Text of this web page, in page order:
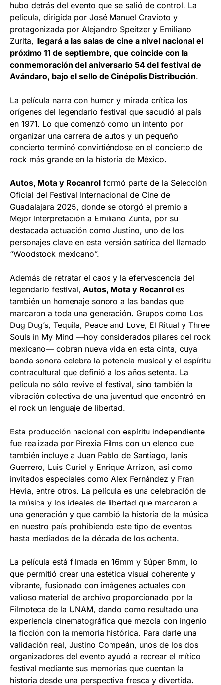
hubo detrás del evento que se salió de control. La
película, dirigida por José Manuel Cravioto y
protagonizada por Alejandro Speitzer y Emiliano
Zurita, llegará a las salas de cine a nivel nacional el
próximo 11 de septiembre, que coincide con la
conmemoración del aniversario 54 del festival de
Avándaro, bajo el sello de Cinépolis Distribución.
La película narra con humor y mirada crítica los
orígenes del legendario festival que sacudió al país
en 1971. Lo que comenzó como un intento por
organizar una carrera de autos y un pequeño
concierto terminó convirtiéndose en el concierto de
rock más grande en la historia de México.
Autos, Mota y Rocanrol formó parte de la Selección
Oficial del Festival Internacional de Cine de
Guadalajara 2025, donde se otorgó el premio a
Mejor Interpretación a Emiliano Zurita, por su
destacada actuación como Justino, uno de los
personajes clave en esta versión satírica del llamado
“Woodstock mexicano”.
Además de retratar el caos y la efervescencia del
legendario festival, Autos, Mota y Rocanrol es
también un homenaje sonoro a las bandas que
marcaron a toda una generación. Grupos como Los
Dug Dug’s, Tequila, Peace and Love, El Ritual y Three
Souls in My Mind —hoy considerados pilares del rock
mexicano— cobran nueva vida en esta cinta, cuya
banda sonora celebra la potencia musical y el espíritu
contracultural que definió a los años setenta. La
película no sólo revive el festival, sino también la
vibración colectiva de una juventud que encontró en
el rock un lenguaje de libertad.
Esta producción nacional con espíritu independiente
fue realizada por Pirexia Films con un elenco que
también incluye a Juan Pablo de Santiago, Ianis
Guerrero, Luis Curiel y Enrique Arrizon, así como
invitados especiales como Alex Fernández y Fran
Hevia, entre otros. La película es una celebración de
la música y los ideales de libertad que marcaron a
una generación y que cambió la historia de la música
en nuestro país prohibiendo este tipo de eventos
hasta mediados de la década de los ochenta.
La película está filmada en 16mm y Súper 8mm, lo
que permitió crear una estética visual coherente y
vibrante, fusionado con imágenes actuales con
valioso material de archivo proporcionado por la
Filmoteca de la UNAM, dando como resultado una
experiencia cinematográfica que mezcla con ingenio
la ficción con la memoria histórica. Para darle una
validación real, Justino Compeán, unos de los dos
organizadores del evento ayudó a recrear el mítico
festival mediante sus memorias que cuentan la
historia desde una perspectiva fresca y divertida.